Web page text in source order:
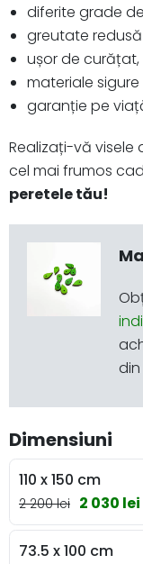
diferite grade
greutate
ușor de
materiale sigure
garanție pe
Realizați-vă
cel mai frumos
peretele tău!
din
Dimensiuni
110 x 150 cm
2 200 lei 2 030 lei
73.5 x 100 cm